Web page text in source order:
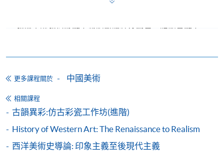
如欲了解如何於網上報讀新課程及繳費，請瀏覽網上
報讀同一學歷頒授課程內其他單元
個別課程為須報讀同一學歷頒授課程及其他單元或繳
更多課程關於 中國美術
相關課程
古韻異彩:仿古彩瓷工作坊(進階)
History of Western Art: The Renaissance to Realism
西洋美術史導論: 印象主義至後現代主義